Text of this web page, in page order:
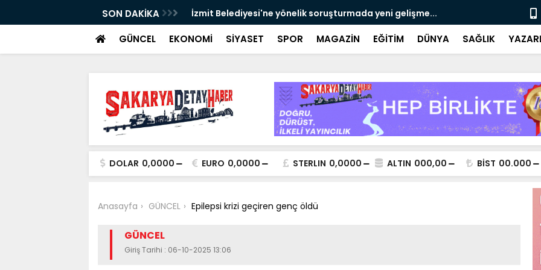
SON DAKİKA İzmit Belediyesi'ne yönelik soruşturmada yeni gelişme... Çalışma,
GÜNCEL EKONOMİ SİYASET SPOR MAGAZİN EĞİTİM DÜNYA SAĞLIK
DOLAR 0,0000 EURO 0,0000 STERLIN 0,0000 ALTIN 000,00 BİST 00.000
Anasayfa GÜNCEL Epilepsi krizi geçiren genç öldü
GÜNCEL
Giriş Tarihi : 06-10-2025 13:06